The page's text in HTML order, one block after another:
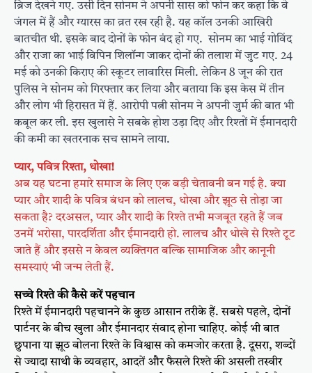
ब्रिज देखने गए. उसी दिन सोनम ने अपनी सास को फोन कर कहा कि वे
जंगल में हैं और ग्यारस का व्रत रख रही है. यह कॉल उनकी आखिरी
बातचीत थी. इसके बाद दोनों के फोन बंद हो गए. सोनम का भाई गोविंद
और राजा का भाई विपिन शिलॉन्ग जाकर दोनों की तलाश में जुट गए. 24
मई को उनकी किराए की स्कूटर लावारिस मिली. लेकिन 8 जून की रात
पुलिस ने सोनम को गिरफ्तार कर लिया और बताया कि इस केस में तीन
और लोग भी हिरासत में हैं. आरोपी पत्नी सोनम ने अपनी जुर्म की बात भी
कबूल कर ली. इस खुलासे ने सबके होश उड़ा दिए और रिश्तों में ईमानदारी
की कमी का खतरनाक सच सामने लाया.
प्‍यार, पवित्र रिश्‍ता, धोखा!
अब यह घटना हमारे समाज के लिए एक बड़ी चेतावनी बन गई है. क्या
प्यार और शादी के पवित्र बंधन को लालच, धोखा और झूठ से तोड़ा जा
सकता है? दरअसल, प्यार और शादी के रिश्ते तभी मजबूत रहते हैं जब
उनमें भरोसा, पारदर्शिता और ईमानदारी हो. लालच और धोखे से रिश्ते टूट
जाते हैं और इससे न केवल व्यक्तिगत बल्कि सामाजिक और कानूनी
समस्याएं भी जन्म लेती हैं.
सच्‍चे रिश्‍ते की कैसे करें पहचान
रिश्ते में ईमानदारी पहचानने के कुछ आसान तरीके हैं. सबसे पहले, दोनों
पार्टनर के बीच खुला और ईमानदार संवाद होना चाहिए. कोई भी बात
छुपाना या झूठ बोलना रिश्ते के विश्वास को कमजोर करता है. दूसरा, शब्दों
से ज्यादा साथी के व्यवहार, आदतें और फैसले रिश्ते की असली तस्वीर